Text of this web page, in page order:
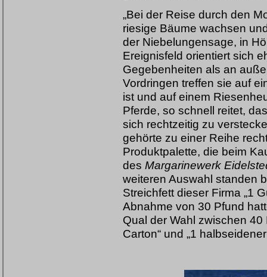
„Bei der Reise durch den
riesige Bäume wachsen
der Niebelungensage, in
Ereignisfeld orientiert sich
Gegebenheiten als an
Vordringen treffen sie auf
ist und auf einem
Pferde, so schnell reitet,
sich rechtzeitig zu
gehörte zu einer Reihe
Produktpalette, die beim
des Margarinewerk
weiteren Auswahl standen
Streichfett dieser Firma „1
Abnahme von 30 Pfund
Qual der Wahl zwischen
Carton“ und „1